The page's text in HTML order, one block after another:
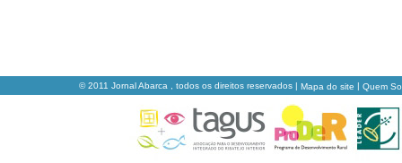
© 2011 Jornal Abarca , todos os direitos reservados | Mapa do site | Quem